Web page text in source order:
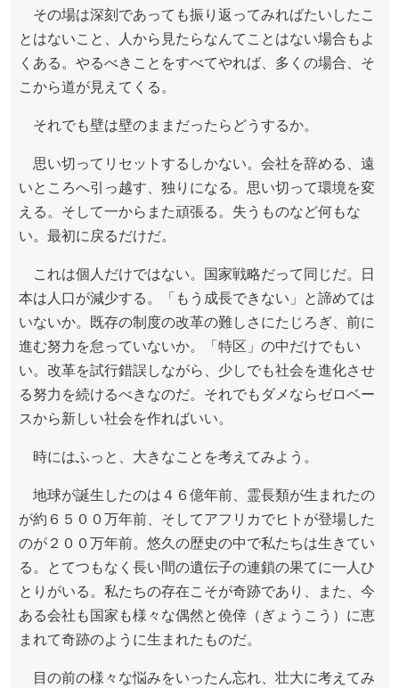
その場は深刻であっても振り返ってみればたいしたこ
とはないこと、人から見たらなんてことはない場合もよ
くある。やるべきことをすべてやれば、多くの場合、そ
こから道が見えてくる。
それでも壁は壁のままだったらどうするか。
思い切ってリセットするしかない。会社を辞める、遠
いところへ引っ越す、独りになる。思い切って環境を変
える。そして一からまた頑張る。失うものなど何もな
い。最初に戻るだけだ。
これは個人だけではない。国家戦略だって同じだ。日
本は人口が減少する。「もう成長できない」と諦めては
いないか。既存の制度の改革の難しさにたじろぎ、前に
進む努力を怠っていないか。「特区」の中だけでもい
い。改革を試行錯誤しながら、少しでも社会を進化させ
る努力を続けるべきなのだ。それでもダメならゼロベー
スから新しい社会を作ればいい。
時にはふっと、大きなことを考えてみよう。
地球が誕生したのは４６億年前、霊長類が生まれたの
が約６５００万年前、そしてアフリカでヒトが登場した
のが２００万年前。悠久の歴史の中で私たちは生きてい
る。とてつもなく長い間の遺伝子の連鎖の果てに一人ひ
とりがいる。私たちの存在こそが奇跡であり、また、今
ある会社も国家も様々な偶然と僥倖（ぎょうこう）に恵
まれて奇跡のように生まれたものだ。
目の前の様々な悩みをいったん忘れ、壮大に考えてみ